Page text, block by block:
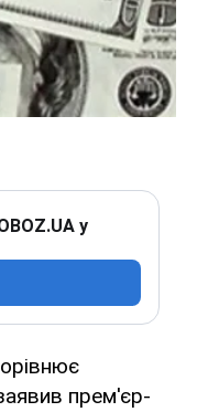
у
прем'єр-